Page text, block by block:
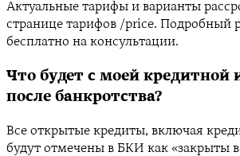
Актуальные тарифы и варианты
странице тарифов /price. Подробный
бесплатно на консультации.
Что будет с моей кредитной
после банкротства?
Все открытые кредиты, включая
будут отмечены в БКИ как «закрыты в